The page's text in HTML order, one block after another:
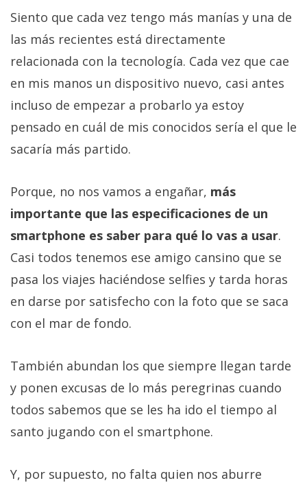
Siento que cada vez tengo más manías y una de
las más recientes está directamente
relacionada con la tecnología. Cada vez que cae
en mis manos un dispositivo nuevo, casi antes
incluso de empezar a probarlo ya estoy
pensado en cuál de mis conocidos sería el que le
sacaría más partido.
Porque, no nos vamos a engañar, más
importante que las especificaciones de un
smartphone es saber para qué lo vas a usar.
Casi todos tenemos ese amigo cansino que se
pasa los viajes haciéndose selfies y tarda horas
en darse por satisfecho con la foto que se saca
con el mar de fondo.
También abundan los que siempre llegan tarde
y ponen excusas de lo más peregrinas cuando
todos sabemos que se les ha ido el tiempo al
santo jugando con el smartphone.
Y, por supuesto, no falta quien nos aburre